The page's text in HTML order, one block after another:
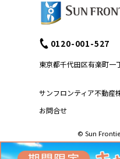
サンフロンティア不動産
お問合せ
0120-001-527
東京都千代田区有楽町一
© Sun